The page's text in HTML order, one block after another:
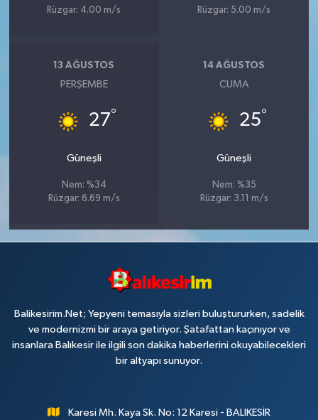
Rüzgar: 4.00 m/s
Rüzgar: 5.00 m/s
13 AĞUSTOS
PERŞEMBE
27°
Güneşli
Nem: %34
Rüzgar: 6.69 m/s
14 AĞUSTOS
CUMA
25°
Güneşli
Nem: %35
Rüzgar: 3.11 m/s
Balikesirim.Net; Yepyeni temasıyla sizleri buluştururken, sadelik
ve modernizmi bir araya getiriyor. Şatafattan kaçınıyor ve
insanlara Balıkesir ile ilgili son dakika haberlerini okuyabilecekleri
bir altyapı sunuyor.
Karesi Mh. Kaya Sk. No: 12 Karesi - BALIKESİR